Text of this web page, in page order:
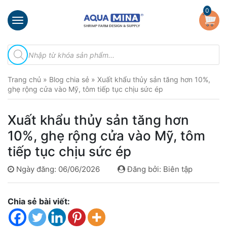
×
chủ
thiệu
Sản
Đầu
Phun
Vi
Bọt
Khí
Ventek
Hướng
dẫn
lắp
0
Tìm
kiếm
sản
Trang chủ » Blog chia sẻ » Xuất khẩu thủy sản tăng hơn 10%,
ghẹ rộng cửa vào Mỹ, tôm tiếp tục chịu sức ép
Xuất khẩu thủy sản tăng hơn
10%, ghẹ rộng cửa vào Mỹ, tôm
tiếp tục chịu sức ép
Ngày đăng: 06/06/2026 Đăng bởi: Biên tập
Chia sẻ bài viết: